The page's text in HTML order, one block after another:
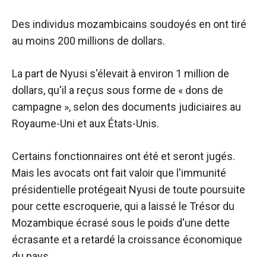
Des individus mozambicains soudoyés en ont tiré
au moins 200 millions de dollars.
La part de Nyusi s'élevait à environ 1 million de
dollars, qu'il a reçus sous forme de « dons de
campagne », selon des documents judiciaires au
Royaume-Uni et aux États-Unis.
Certains fonctionnaires ont été et seront jugés.
Mais les avocats ont fait valoir que l'immunité
présidentielle protégeait Nyusi de toute poursuite
pour cette escroquerie, qui a laissé le Trésor du
Mozambique écrasé sous le poids d'une dette
écrasante et a retardé la croissance économique